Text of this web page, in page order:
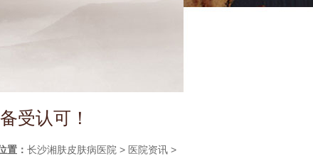
受认可！
置： 长沙湘肤皮肤病医院 > 医院资讯 >